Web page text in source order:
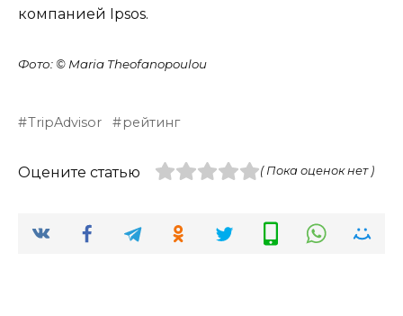
компанией Ipsos.
Фото: © Maria Theofanopoulou
TripAdvisor рейтинг
Оцените статью ( Пока оценок нет )